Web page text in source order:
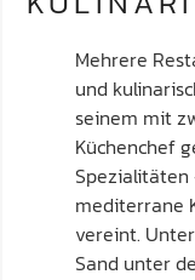
Mehrere
und
seinem mit
Küchenchef
Spezialitäten
mediterrane
vereint.
Sand unter